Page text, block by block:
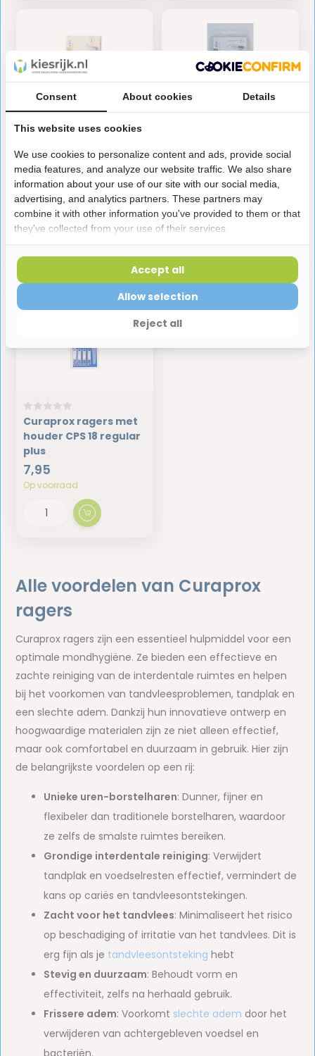
Curaprox ragers met
houder CPS 14z
regular plus
7,95
Niet op voorraad
Curaprox ragers met
houder CPS 15 regular
plus
7,95
Niet op voorraad
Curaprox ragers met
houder CPS 18 regular
plus
7,95
Op voorraad
Alle voordelen van Curaprox
ragers
Curaprox ragers zijn een essentieel hulpmiddel voor een
optimale mondhygiëne. Ze bieden een effectieve en
zachte reiniging van de interdentale ruimtes en helpen
bij het voorkomen van tandvleesproblemen, tandplak en
een slechte adem. Dankzij hun innovatieve ontwerp en
hoogwaardige materialen zijn ze niet alleen effectief,
maar ook comfortabel en duurzaam in gebruik. Hier zijn
de belangrijkste voordelen op een rij:
Unieke uren-borstelharen: Dunner, fijner en
flexibeler dan traditionele borstelharen, waardoor
ze zelfs de smalste ruimtes bereiken.
Grondige interdentale reiniging: Verwijdert
tandplak en voedselresten effectief, vermindert de
kans op cariës en tandvleesontstekingen.
Zacht voor het tandvlees: Minimaliseert het risico
op beschadiging of irritatie van het tandvlees. Dit is
erg fijn als je tandvleesontsteking hebt
Stevig en duurzaam: Behoudt vorm en
effectiviteit, zelfs na herhaald gebruik.
Frissere adem: Voorkomt slechte adem door het
verwijderen van achtergebleven voedsel en
bacteriën.
Consent About cookies Details
This website uses cookies
We use cookies to personalize content and ads, provide social
media features, and analyze our website traffic. We also share
information about your use of our site with our social media,
advertising, and analytics partners. These partners may
combine it with other information you've provided to them or that
they've collected from your use of their services.
Reject all
Allow selection
Accept all